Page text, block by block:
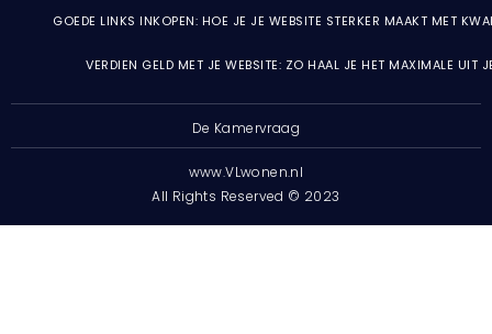
GOEDE LINKS INKOPEN: HOE JE JE WEBSITE STERKER MAAKT MET
VERDIEN GELD MET JE WEBSITE: ZO HAAL JE HET MAXIMALE UIT
De Kamervraag
www.VLwonen.nl
All Rights Reserved © 2023